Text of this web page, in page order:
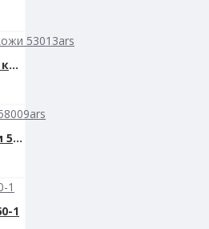
БДСМ фиксаторы из кожи 53013ars
Белая маска из кожи 58009ars
1